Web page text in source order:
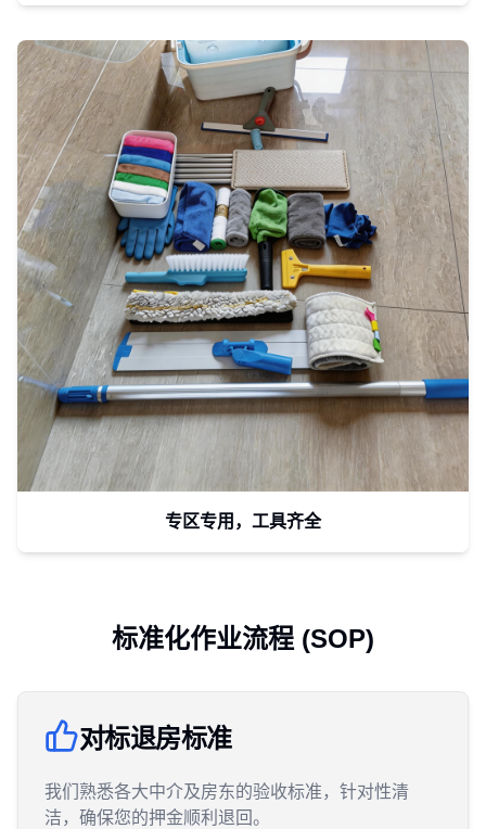
专区专用，工具齐全
标准化作业流程 (SOP)
对标退房标准
我们熟悉各大中介及房东的验收标准，针对性清
洁，确保您的押金顺利退回。